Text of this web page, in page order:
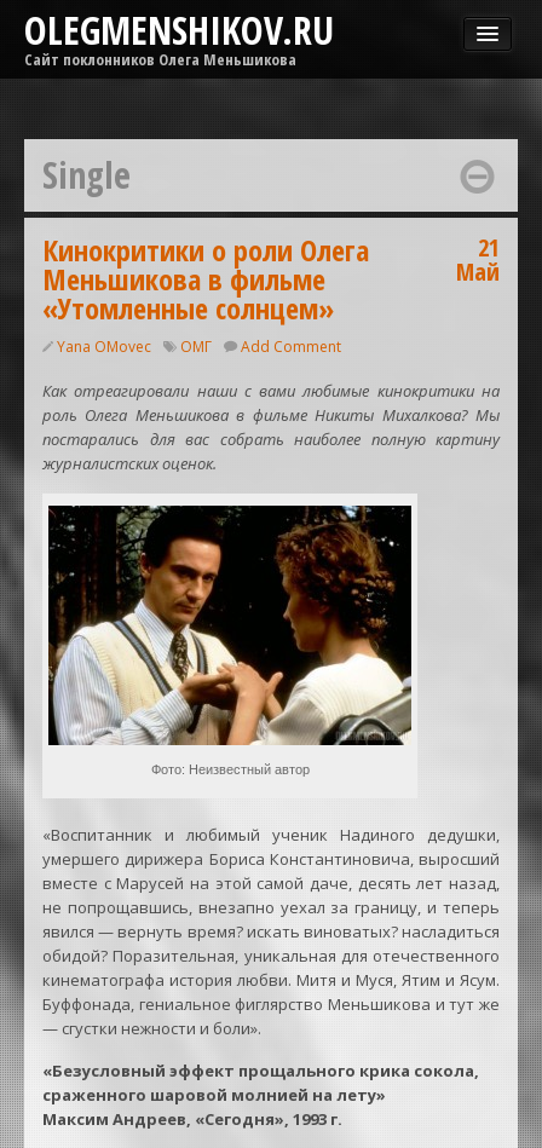
OLEGMENSHIKOV.RU
Сайт поклонников Олега Меньшикова
Афиша
Гастроли
Медиа
ОМГ
Фильмы
Single
Кинокритики о роли Олега
Меньшикова в фильме
«Утомленные солнцем»
Yana OMovec ОМГ Add Comment
21
Май
Как отреагировали наши с вами любимые кинокритики на
роль Олега Меньшикова в фильме Никиты Михалкова? Мы
постарались для вас собрать наиболее полную картину
журналистских оценок.
Фото: Неизвестный автор
«Воспитанник и любимый ученик Надиного дедушки,
умершего дирижера Бориса Константиновича, выросший
вместе с Марусей на этой самой даче, десять лет назад,
не попрощавшись, внезапно уехал за границу, и теперь
явился — вернуть время? искать виноватых? насладиться
обидой? Поразительная, уникальная для отечественного
кинематографа история любви. Митя и Муся, Ятим и Ясум.
Буффонада, гениальное фиглярство Меньшикова и тут же
— сгустки нежности и боли».
«Безусловный эффект прощального крика сокола,
сраженного шаровой молнией на лету»
Максим Андреев, «Сегодня», 1993 г.